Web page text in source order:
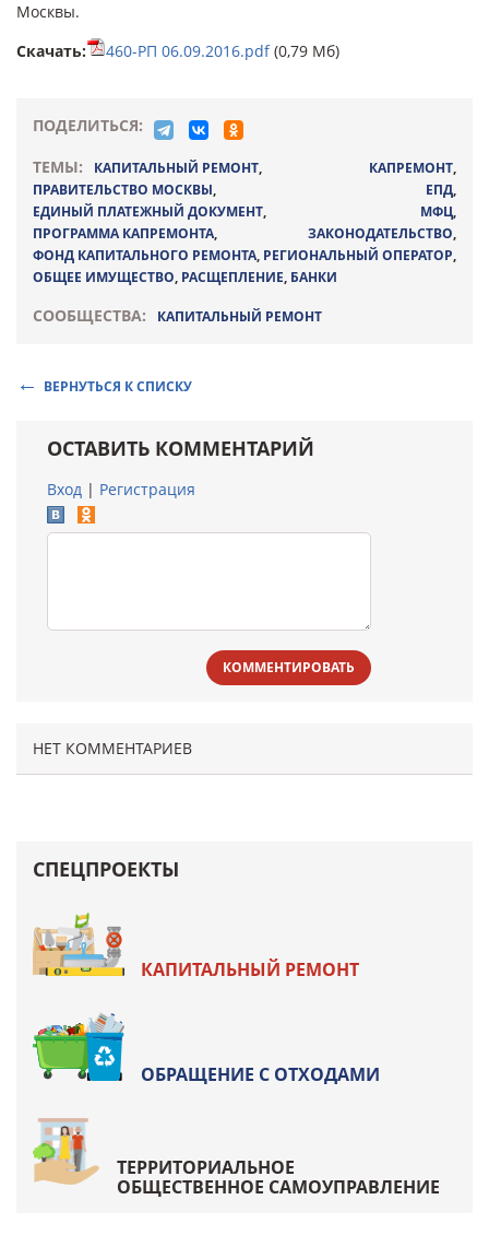
Москвы.
Скачать:
460-РП 06.09.2016.pdf(0,79 Мб)
ПОДЕЛИТЬСЯ:
ТЕМЫ:
КАПИТАЛЬНЫЙ РЕМОНТ, КАПРЕМОНТ,
ПРАВИТЕЛЬСТВО МОСКВЫ, ЕПД,
ЕДИНЫЙ ПЛАТЕЖНЫЙ ДОКУМЕНТ, МФЦ,
ПРОГРАММА КАПРЕМОНТА, ЗАКОНОДАТЕЛЬСТВО,
ФОНД КАПИТАЛЬНОГО РЕМОНТА, РЕГИОНАЛЬНЫЙ ОПЕРАТОР,
ОБЩЕЕ ИМУЩЕСТВО, РАСЩЕПЛЕНИЕ, БАНКИ
СООБЩЕСТВА: КАПИТАЛЬНЫЙ РЕМОНТ
ВЕРНУТЬСЯ К СПИСКУ
ОСТАВИТЬ КОММЕНТАРИЙ
Вход | Регистрация
КОММЕНТИРОВАТЬ
НЕТ КОММЕНТАРИЕВ
СПЕЦПРОЕКТЫ
КАПИТАЛЬНЫЙ РЕМОНТ
ОБРАЩЕНИЕ С ОТХОДАМИ
ТЕРРИТОРИАЛЬНОЕ
ОБЩЕСТВЕННОЕ САМОУПРАВЛЕНИЕ